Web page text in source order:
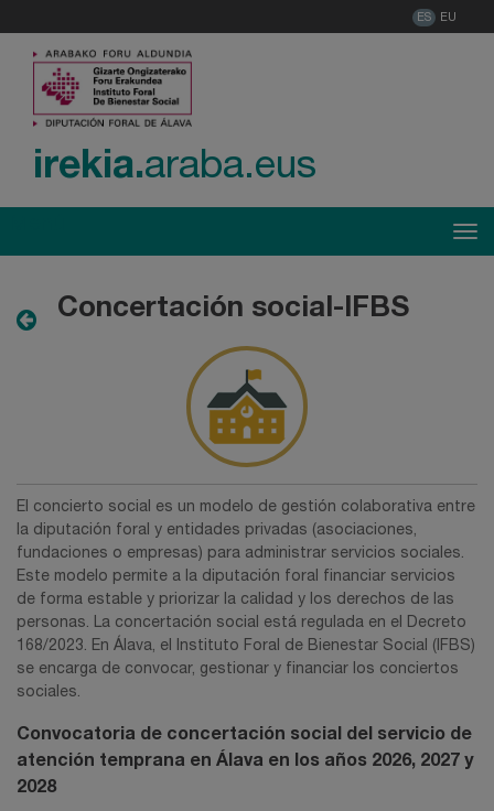
ES EU
irekia.araba.eus
Concertación social-IFBS
El concierto social es un modelo de gestión colaborativa entre
la diputación foral y entidades privadas (asociaciones,
fundaciones o empresas) para administrar servicios sociales.
Este modelo permite a la diputación foral financiar servicios
de forma estable y priorizar la calidad y los derechos de las
personas. La concertación social está regulada en el Decreto
168/2023. En Álava, el Instituto Foral de Bienestar Social (IFBS)
se encarga de convocar, gestionar y financiar los conciertos
sociales.
Convocatoria de concertación social del servicio de
atención temprana en Álava en los años 2026, 2027 y
2028